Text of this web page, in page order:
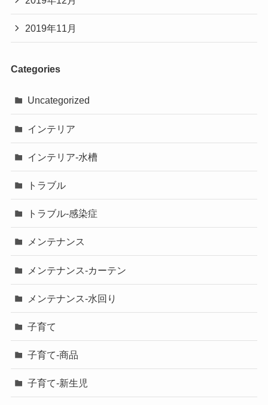
2019年11月
Categories
Uncategorized
インテリア
インテリア-水槽
トラブル
トラブル-感染症
メンテナンス
メンテナンス-カーテン
メンテナンス-水回り
子育て
子育て-商品
子育て-新生児